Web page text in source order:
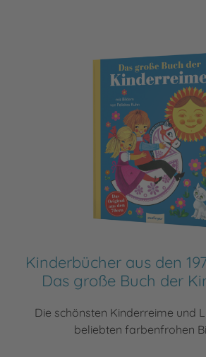
Kinderbücher aus den
Das große Buch der
Die schönsten Kinderreime und
beliebten farbenfrohen